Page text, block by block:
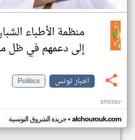
منظمة الأطباء
إلى دعمهم في ظل
اخبار تونس
Politics
EP03SV
جريدة الشروق التونسية• alchourouk.com